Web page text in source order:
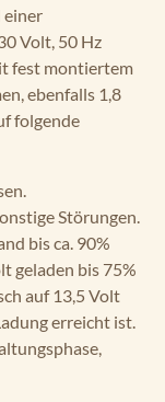
einer
Volt, 50 Hz
fest montiertem
ebenfalls 1,8
folgende
Störungen.
bis ca. 90%
geladen bis 75%
auf 13,5 Volt
erreicht ist.